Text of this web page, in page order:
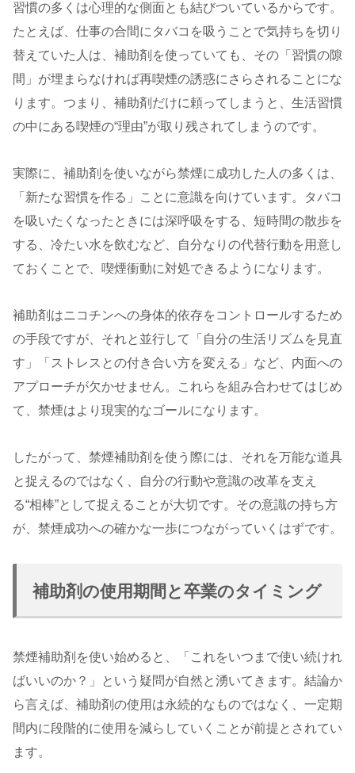
習慣の多くは心理的な側面とも結びついているからです。
たとえば、仕事の合間にタバコを吸うことで気持ちを切り
替えていた人は、補助剤を使っていても、その「習慣の隙
間」が埋まらなければ再喫煙の誘惑にさらされることにな
ります。つまり、補助剤だけに頼ってしまうと、生活習慣
の中にある喫煙の“理由”が取り残されてしまうのです。
実際に、補助剤を使いながら禁煙に成功した人の多くは、
「新たな習慣を作る」ことに意識を向けています。タバコ
を吸いたくなったときには深呼吸をする、短時間の散歩を
する、冷たい水を飲むなど、自分なりの代替行動を用意し
ておくことで、喫煙衝動に対処できるようになります。
補助剤はニコチンへの身体的依存をコントロールするため
の手段ですが、それと並行して「自分の生活リズムを見直
す」「ストレスとの付き合い方を変える」など、内面への
アプローチが欠かせません。これらを組み合わせてはじめ
て、禁煙はより現実的なゴールになります。
したがって、禁煙補助剤を使う際には、それを万能な道具
と捉えるのではなく、自分の行動や意識の改革を支え
る“相棒”として捉えることが大切です。その意識の持ち方
が、禁煙成功への確かな一歩につながっていくはずです。
補助剤の使用期間と卒業のタイミング
禁煙補助剤を使い始めると、「これをいつまで使い続けれ
ばいいのか？」という疑問が自然と湧いてきます。結論か
ら言えば、補助剤の使用は永続的なものではなく、一定期
間内に段階的に使用を減らしていくことが前提とされてい
ます。